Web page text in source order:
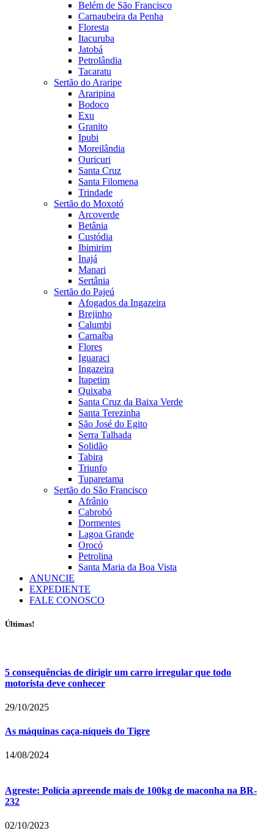
Belém de São Francisco
Carnaubeira da Penha
Floresta
Itacuruba
Jatobá
Petrolândia
Tacaratu
Sertão do Araripe
Araripina
Bodoco
Exu
Granito
Ipubi
Moreilândia
Ouricuri
Santa Cruz
Santa Filomena
Trindade
Sertão do Moxotó
Arcoverde
Betânia
Custódia
Ibimirim
Inajá
Manari
Sertânia
Sertão do Pajeú
Afogados da Ingazeira
Brejinho
Calumbi
Carnaíba
Flores
Iguaraci
Ingazeira
Itapetim
Quixaba
Santa Cruz da Baixa Verde
Santa Terezinha
São José do Egito
Serra Talhada
Solidão
Tabira
Triunfo
Tuparetama
Sertão do São Francisco
Afrânio
Cabrobó
Dormentes
Lagoa Grande
Orocó
Petrolina
Santa Maria da Boa Vista
ANUNCIE
EXPEDIENTE
FALE CONOSCO
Últimas!
5 consequências de dirigir um carro irregular que todo
motorista deve conhecer
29/10/2025
As máquinas caça-níqueis do Tigre
14/08/2024
Agreste: Polícia apreende mais de 100kg de maconha na BR-
232
02/10/2023